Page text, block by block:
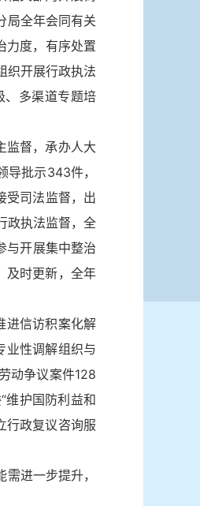
局全年会同有关
力度，有序处置
织开展行政执法
、多渠道专题培
监督，承办人大
批示343件，
受司法监督，出
政执法监督，全
与开展集中整治
及时更新，全年
进信访积案化解
业性调解组织与
动争议案件128
维护国防利益和
行政复议咨询服
进一步提升，